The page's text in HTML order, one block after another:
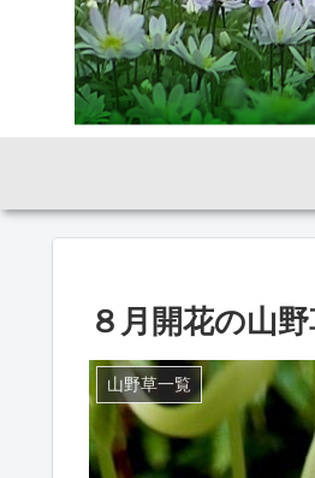
８月開花の山
山野草一覧